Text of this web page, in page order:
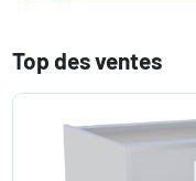
Top des ventes